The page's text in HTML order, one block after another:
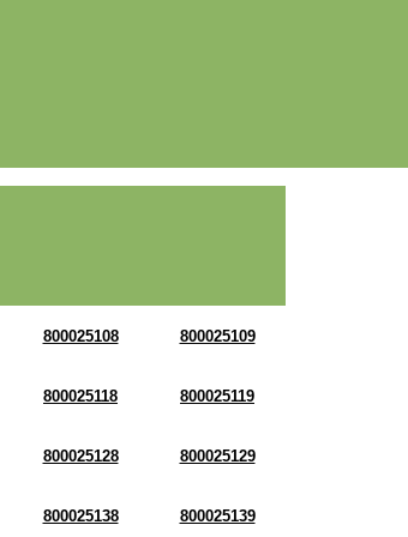
800025108 800025109
800025118 800025119
800025128 800025129
800025138 800025139